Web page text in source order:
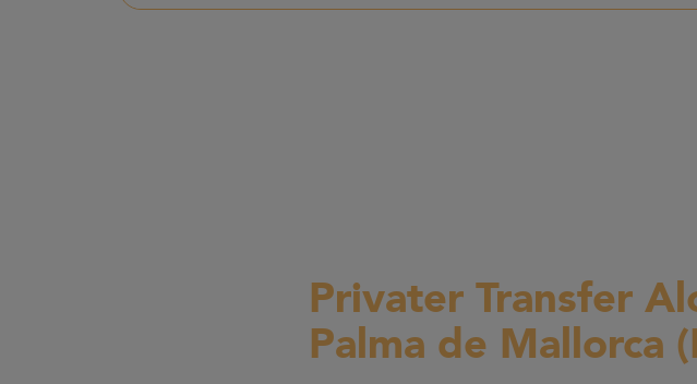
Privater Transfer
Palma de Mallorca